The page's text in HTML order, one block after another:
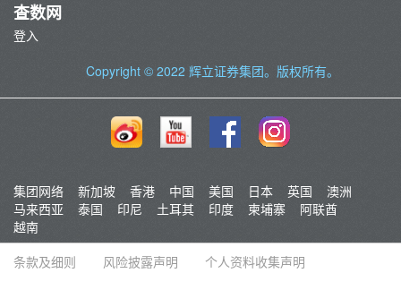
查数网
登入
Copyright © 2022 辉立证券集团。版权所有。
集团网络 新加坡 香港 中国 美国 日本 英国
澳洲
马来西亚
泰国 印尼 土耳其 印度 柬埔寨
阿联酋
越南
条款及细则
风险披露声明 个人资料收集声明